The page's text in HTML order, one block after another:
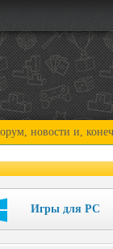
и, конечно,
Игры для PC